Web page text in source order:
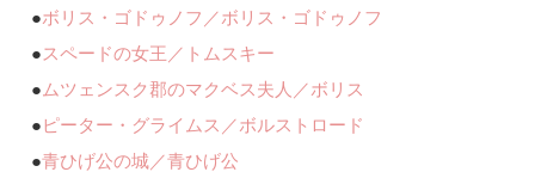
●ボリス・ゴドゥノフ／ボリス・ゴドゥノフ
●スペードの女王／トムスキー
● ムツェンスク郡のマクベス夫人／ボリス
●ピーター・グライムス／ボルストロード
●青ひげ公の城／青ひげ公